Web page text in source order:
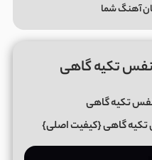
آهنگ شما
نفس تکیه گاهی
تکیه گاهی
گاهی{کیفیت اصلی}